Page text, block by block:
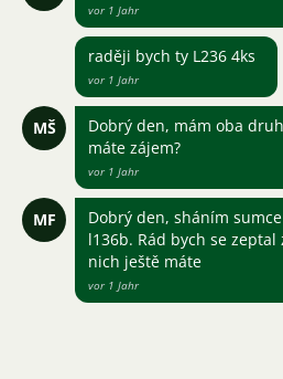
vor 1 Jahr
raději bych ty L236 4ks
vor 1 Jahr
MŠ
Dobrý den, mám oba
máte zájem?
vor 1 Jahr
MF
Dobrý den, sháním
l136b. Rád bych se zeptal
nich ještě máte
vor 1 Jahr